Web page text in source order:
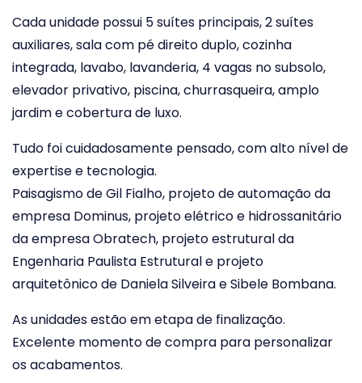
Cada unidade possui 5 suítes principais, 2 suítes
auxiliares, sala com pé direito duplo, cozinha
integrada, lavabo, lavanderia, 4 vagas no subsolo,
elevador privativo, piscina, churrasqueira, amplo
jardim e cobertura de luxo.
Tudo foi cuidadosamente pensado, com alto nível de
expertise e tecnologia.
Paisagismo de Gil Fialho, projeto de automação da
empresa Dominus, projeto elétrico e hidrossanitário
da empresa Obratech, projeto estrutural da
Engenharia Paulista Estrutural e projeto
arquitetônico de Daniela Silveira e Sibele Bombana.
As unidades estão em etapa de finalização.
Excelente momento de compra para personalizar
os acabamentos.